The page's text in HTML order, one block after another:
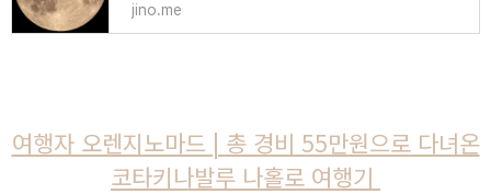
jino.me
여행자 오렌지노마드 | 총 경비 55만원으로 다녀온
코타키나발루 나홀로 여행기